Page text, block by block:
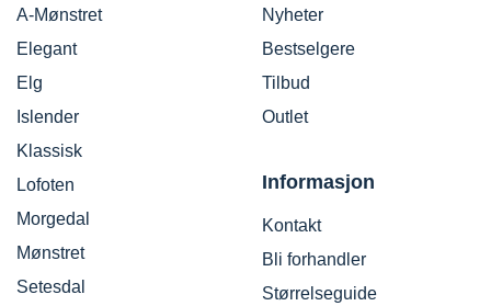
A-Mønstret
Elegant
Elg
Islender
Klassisk
Lofoten
Morgedal
Mønstret
Setesdal
Nyheter
Bestselgere
Tilbud
Outlet
Informasjon
Kontakt
Bli forhandler
Størrelseguide